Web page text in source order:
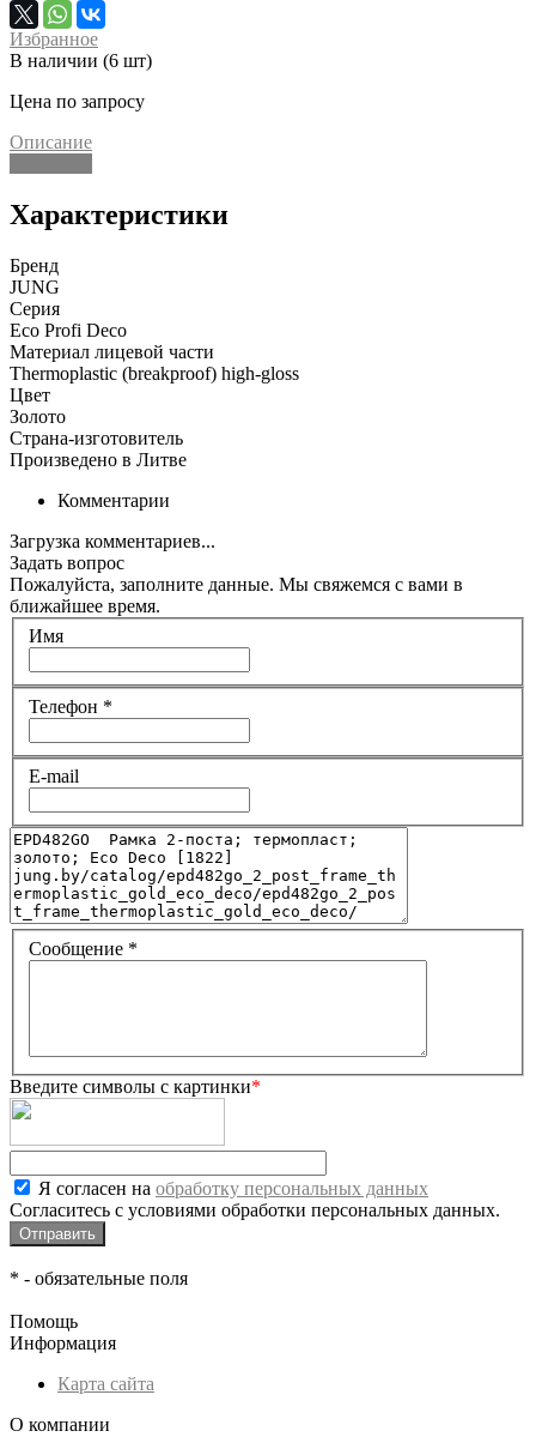
Избранное
В наличии (6 шт)
Цена по запросу
Описание
Характеристики
Бренд
JUNG
Серия
Eco Profi Deco
Материал лицевой части
Thermoplastic (breakproof) high-gloss
Цвет
Золото
Страна-изготовитель
Произведено в Литве
Комментарии
Загрузка комментариев...
Задать вопрос
Пожалуйста, заполните данные. Мы свяжемся с вами в
ближайшее время.
Имя
Телефон *
E-mail
Сообщение *
Введите символы с картинки*
Я согласен на обработку персональных данных
Согласитесь с условиями обработки персональных данных.
* - обязательные поля
Помощь
Информация
Карта сайта
О компании